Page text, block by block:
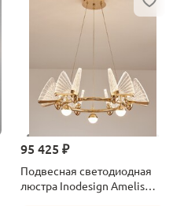
95 425 ₽
Подвесная светодиодная
люстра Inodesign Amelis